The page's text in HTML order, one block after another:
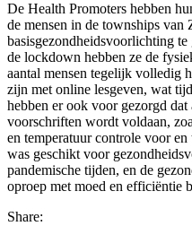
De Health Promoters hebben
de mensen in de townships
basisgezondheidsvoorlichting
de lockdown hebben ze de
aantal mensen tegelijk volledig
zijn met online lesgeven, wat
hebben er ook voor gezorgd
voorschriften wordt voldaan,
en temperatuur controle voor en
was geschikt voor
pandemische tijden, en de
oproep met moed en efficiëntie
Share: